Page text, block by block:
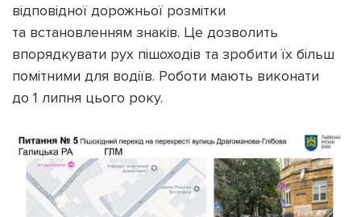
відповідної дорожньої розмітки
та встановленням знаків. Це дозволить
впорядкувати рух пішоходів та зробити їх більш
помітними для водіїв. Роботи мають виконати
до 1 липня цього року.